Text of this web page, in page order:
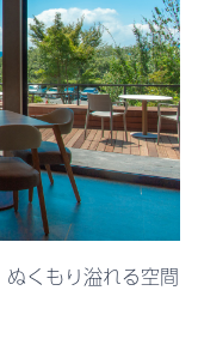
ぬくもり溢れる空間